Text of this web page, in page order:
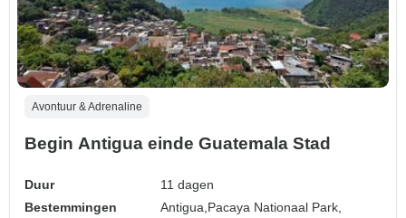
Avontuur & Adrenaline
Begin Antigua einde Guatemala Stad
Duur
11 dagen
Bestemmingen
Antigua,Pacaya Nationaal Park,